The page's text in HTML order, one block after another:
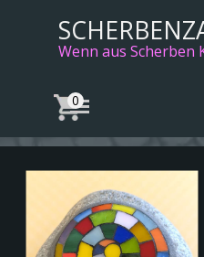
Wenn aus Scherben
Menü